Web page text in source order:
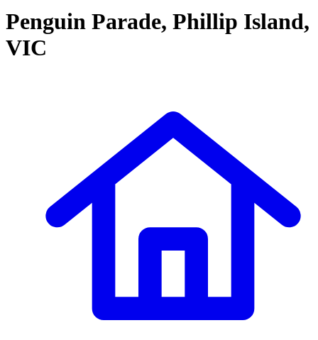
Penguin Parade, Phillip Island,
VIC